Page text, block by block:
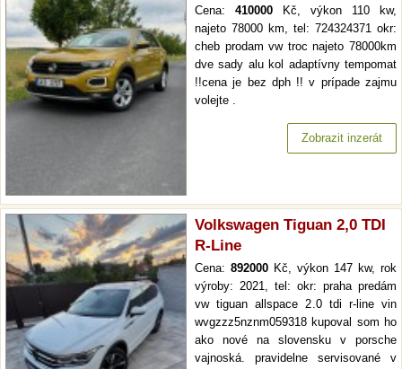
Cena: 410000 Kč, výkon 110 kw,
najeto 78000 km, tel: 724324371 okr:
cheb prodam vw troc najeto 78000km
dve sady alu kol adaptívny tempomat
!!cena je bez dph !! v prípade zajmu
volejte .
Zobrazit inzerát
Volkswagen Tiguan 2,0 TDI
R-Line
Cena: 892000 Kč, výkon 147 kw, rok
výroby: 2021, tel: okr: praha predám
vw tiguan allspace 2.0 tdi r-line vin
wvgzzz5nznm059318 kupoval som ho
ako nové na slovensku v porsche
vajnoská. pravidelne servisované v